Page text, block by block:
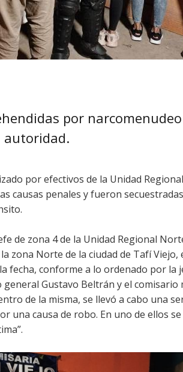
por
autoridad.
por efectivos de la Unidad
causas penales y fueron
de zona 4 de la Unidad Regional
zona Norte de la ciudad de Tafí Viejo,
fecha, conforme a lo ordenado por la
Gustavo Beltrán y el comisario
de la misma, se llevó a cabo una
una causa de robo. En uno de ellos